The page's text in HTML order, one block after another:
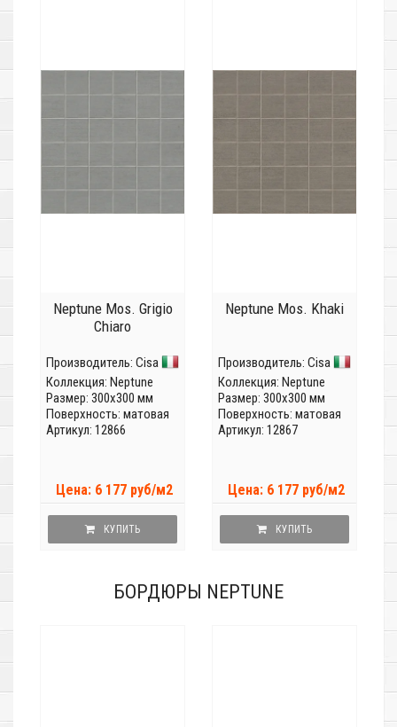
Neptune Mos. Grigio
Chiaro
Производитель: Cisa
Коллекция: Neptune
Размер: 300x300 мм
Поверхность: матовая
Артикул: 12866
Цена: 6 177 руб/м2
КУПИТЬ
Neptune Mos. Khaki
Производитель: Cisa
Коллекция: Neptune
Размер: 300x300 мм
Поверхность: матовая
Артикул: 12867
Цена: 6 177 руб/м2
КУПИТЬ
БОРДЮРЫ NEPTUNE